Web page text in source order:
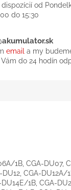
od
do 15:30
email a my
do 24 hodín
1B, CGA-DU07,
CGA-DU12A/
1B, CGA-